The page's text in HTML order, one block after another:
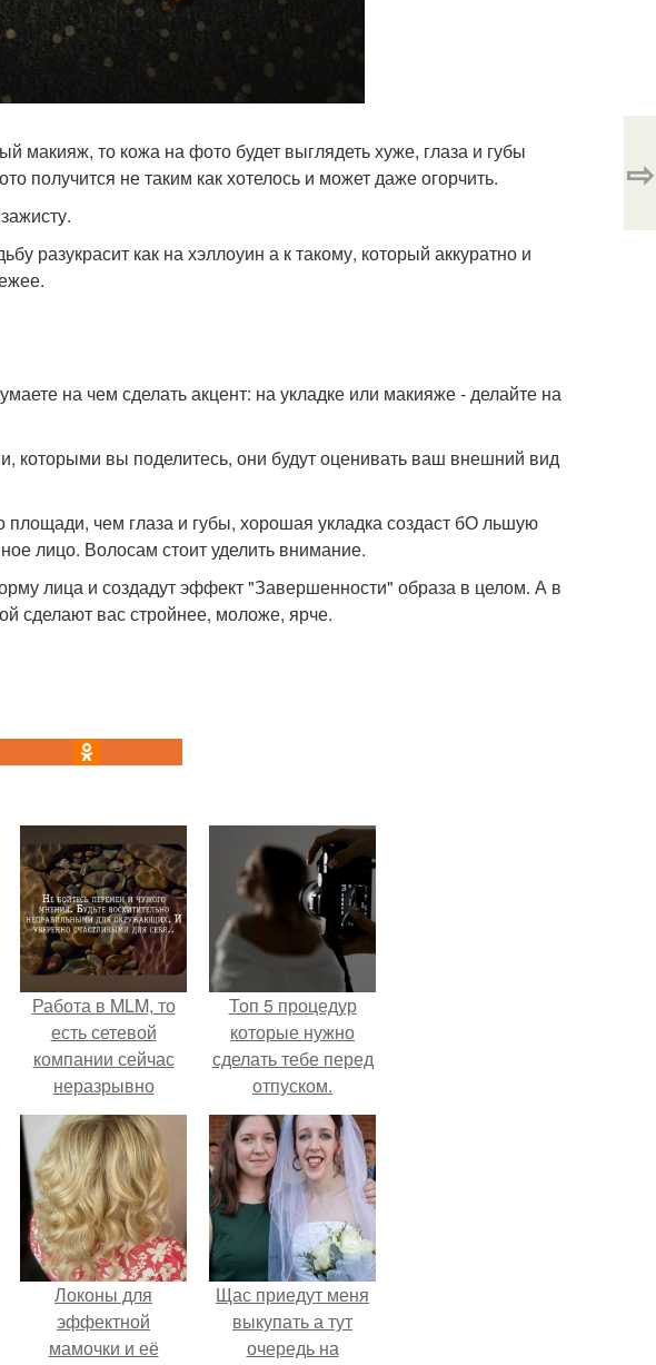
макияж, то кожа на фото будет выглядеть хуже, глаза и губы
получится не таким как хотелось и может даже огорчить.
разукрасит как на хэллоуин а к такому, который аккуратно и
на чем сделать акцент: на укладке или макияже - делайте на
которыми вы поделитесь, они будут оценивать ваш внешний вид
чем глаза и губы, хорошая укладка создаст бО льшую
лицо. Волосам стоит уделить внимание.
лица и создадут эффект "Завершенности" образа в целом. А в
сделают вас стройнее, моложе, ярче.
⇨
Работа в MLM, то
есть сетевой
компании сейчас
неразрывно
связана с создание
своего контента,
своей страницы в
соц сетях.
Топ 5 процедур
которые нужно
сделать тебе перед
отпуском.
Локоны для
эффектной
мамочки и её
Щас приедут меня
выкупать а тут
очередь на